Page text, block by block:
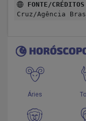
FONTE/
Cruz/Agência